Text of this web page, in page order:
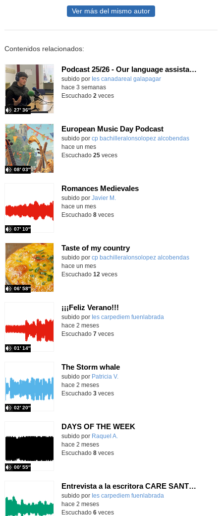
Ver más del mismo autor
Contenidos relacionados:
Podcast 25/26 - Our language assistant Ellie
subido por Ies canadareal galapagar
27′ 36″
-
hace 3 semanas
Escuchado 2 veces
European Music Day Podcast
Contenido educativo.
subido por cp bachilleralonsolopez alcobendas
08′ 03″
-
hace un mes
Escuchado 25veces
Romances Medievales
subido por Javier M.
07′ 10″
hace un mes
Escuchado 8veces
Taste of my country
Contenido educativo.
subido por cp bachilleralonsolopez alcobendas
06′ 58″
-
hace un mes
Escuchado 12 veces
¡¡¡Feliz Verano!!!
subido por Ies carpediem fuenlabrada
01′ 14″
hace 2 meses
Escuchado 7veces
The Storm whale
Contenido educativo.
subido por Patricia V.
02′ 20″
hace 2 meses
Escuchado 3veces
DAYS OF THE WEEK
Contenido educativo.
subido por Raquel A.
00′ 55″
hace 2 meses
Escuchado 8veces
Entrevista a la escritora CARE SANTOS (22/05/2025)
subido por Ies carpediem fuenlabrada
hace 2 meses
Escuchado 6veces